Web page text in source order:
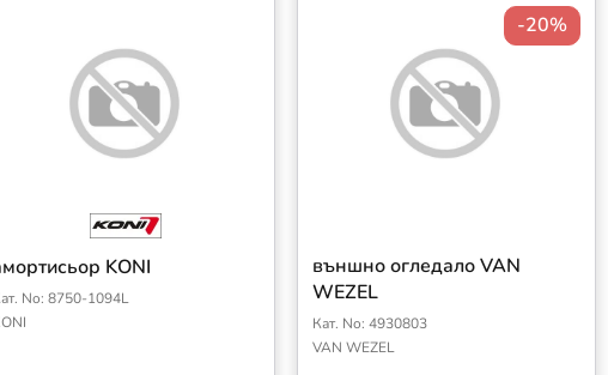
KONI
No: 8750-1094L
-20%
външно огледало VAN
WEZEL
Кат. No: 4930803
VAN WEZEL